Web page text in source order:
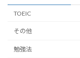
TOEIC
その他
勉強法